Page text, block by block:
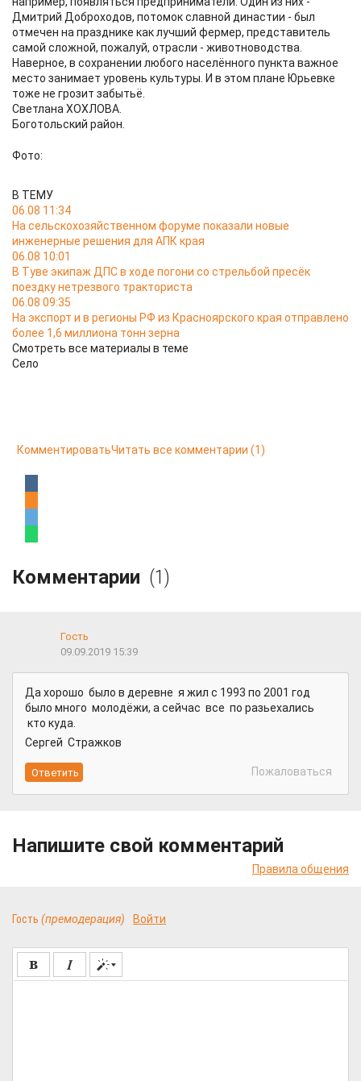
Дмитрий Доброходов, потомок славной династии - был
отмечен на празднике как лучший фермер, представитель
самой сложной, пожалуй, отрасли - животноводства.
Наверное, в сохранении любого населённого пункта важное
место занимает уровень культуры. И в этом плане Юрьевке
тоже не грозит забытьё.
Светлана ХОХЛОВА.
Боготольский район.
Фото:
В ТЕМУ
06.08 11:34
На сельскохозяйственном форуме показали новые
инженерные решения для АПК края
06.08 10:01
В Туве экипаж ДПС в ходе погони со стрельбой пресёк
поездку нетрезвого тракториста
06.08 09:35
На экспорт и в регионы РФ из Красноярского края отправлено
более 1,6 миллиона тонн зерна
Смотреть все материалы в теме
Село
КомментироватьЧитать все комментарии (1)
Комментарии (1)
Гость
09.09.2019 15:39
Да хорошо было в деревне я жил с 1993 по 2001 год
было много молодёжи, а сейчас все по разьехались
кто куда.
Сергей Стражков
Пожаловаться
Напишите свой комментарий
Правила общения
Гость (премодерация) Войти